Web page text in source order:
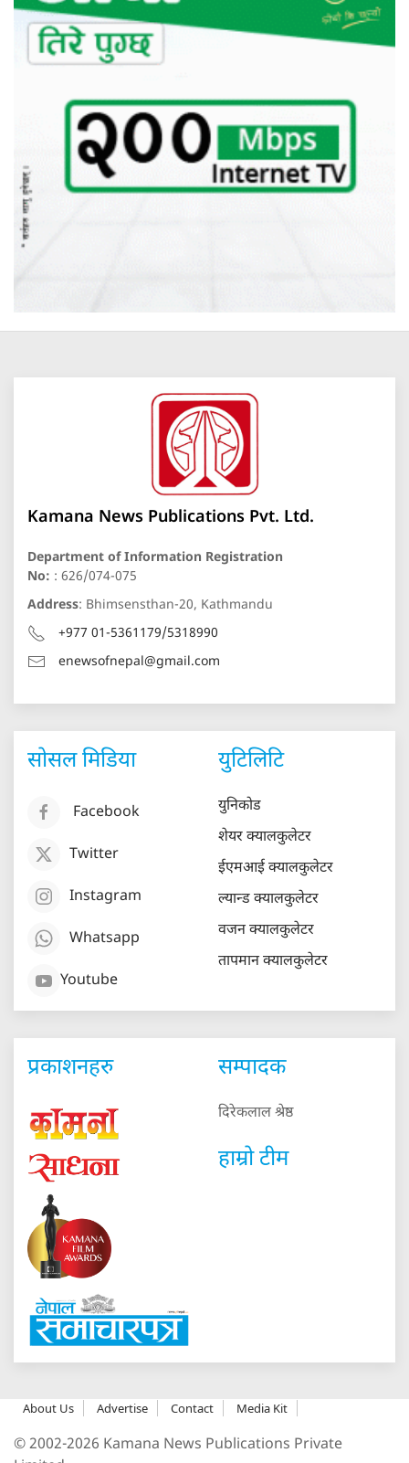
Kamana News Publications Pvt. Ltd.
Department of Information Registration
No: : 626/074-075
Address: Bhimsensthan-20, Kathmandu
+977 01-5361179/5318990
enewsofnepal@gmail.com
सोसल मिडिया
Facebook
Twitter
Instagram
Whatsapp
Youtube
युटिलिटि
युनिकोड
शेयर क्यालकुलेटर
ईएमआई क्यालकुलेटर
ल्यान्ड क्यालकुलेटर
वजन क्यालकुलेटर
तापमान क्यालकुलेटर
प्रकाशनहरु सम्पादक
दिरेकलाल श्रेष्ठ
हाम्रो टीम
About Us Advertise Contact Media Kit
© 2002-2026 Kamana News Publications Private